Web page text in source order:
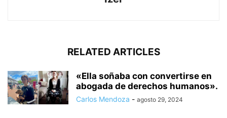
RELATED ARTICLES
«Ella soñaba con convertirse en
abogada de derechos humanos».
Carlos Mendoza - agosto 29, 2024